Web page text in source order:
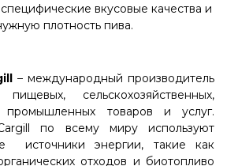
вкусовые качества и
плотность пива.
– международный производитель
сельскохозяйственных,
товаров и услуг.
по всему миру используют
источники энергии, такие как
отходов и биотопливо